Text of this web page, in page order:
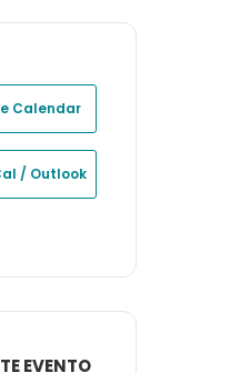
Calendar
/ Outlook
EVENTO